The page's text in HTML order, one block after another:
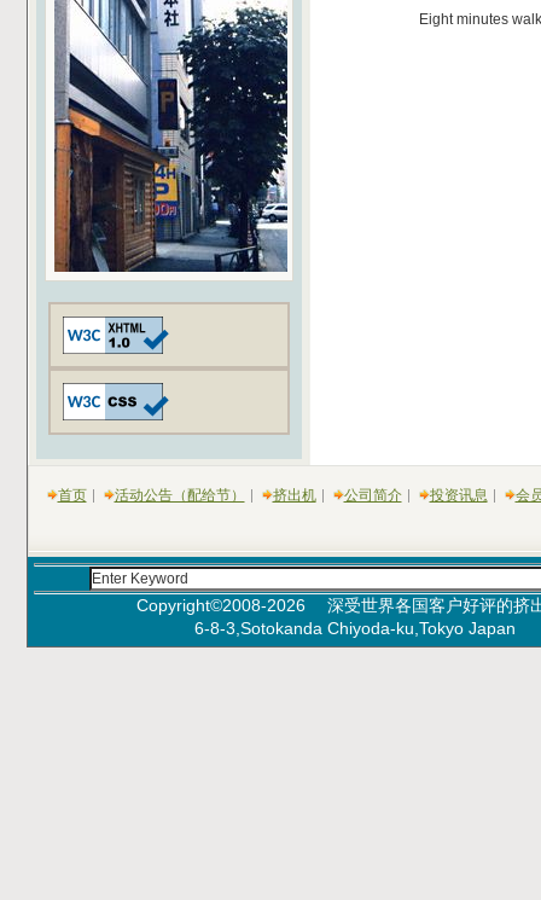
Eight minutes
首页 活动公告（配给节） 挤出机 公司简介 投资讯息 会
Copyright©2008-2026 深受世界各国客户好评的挤
6-8-3,Sotokanda Chiyoda-ku,Tokyo